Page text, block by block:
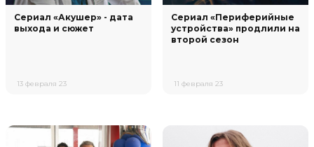
Сериал «Акушер» - дата
выхода и сюжет
13 февраля 23
Сериал «Периферийные
устройства» продлили на
второй сезон
11 февраля 23